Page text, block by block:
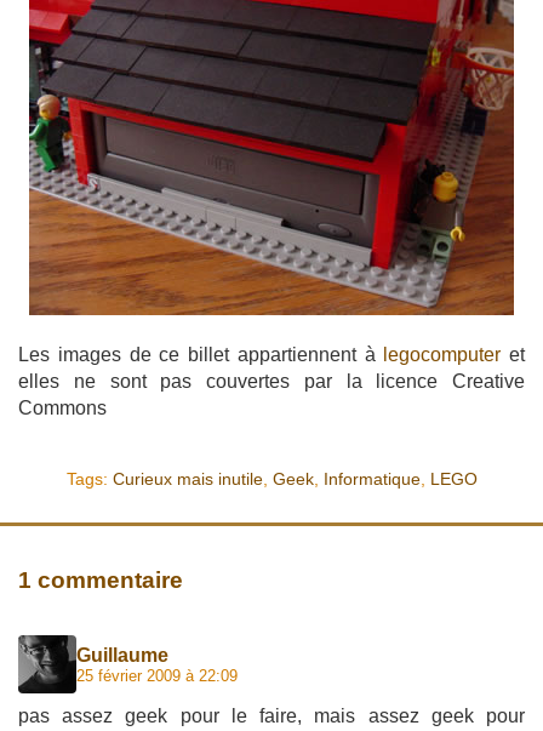
Les images de ce billet appartiennent à legocomputer et
elles ne sont pas couvertes par la licence Creative
Commons
Tags: Curieux mais inutile, Geek, Informatique, LEGO
1 commentaire
Guillaume
25 février 2009 à 22:09
pas assez geek pour le faire, mais assez geek pour